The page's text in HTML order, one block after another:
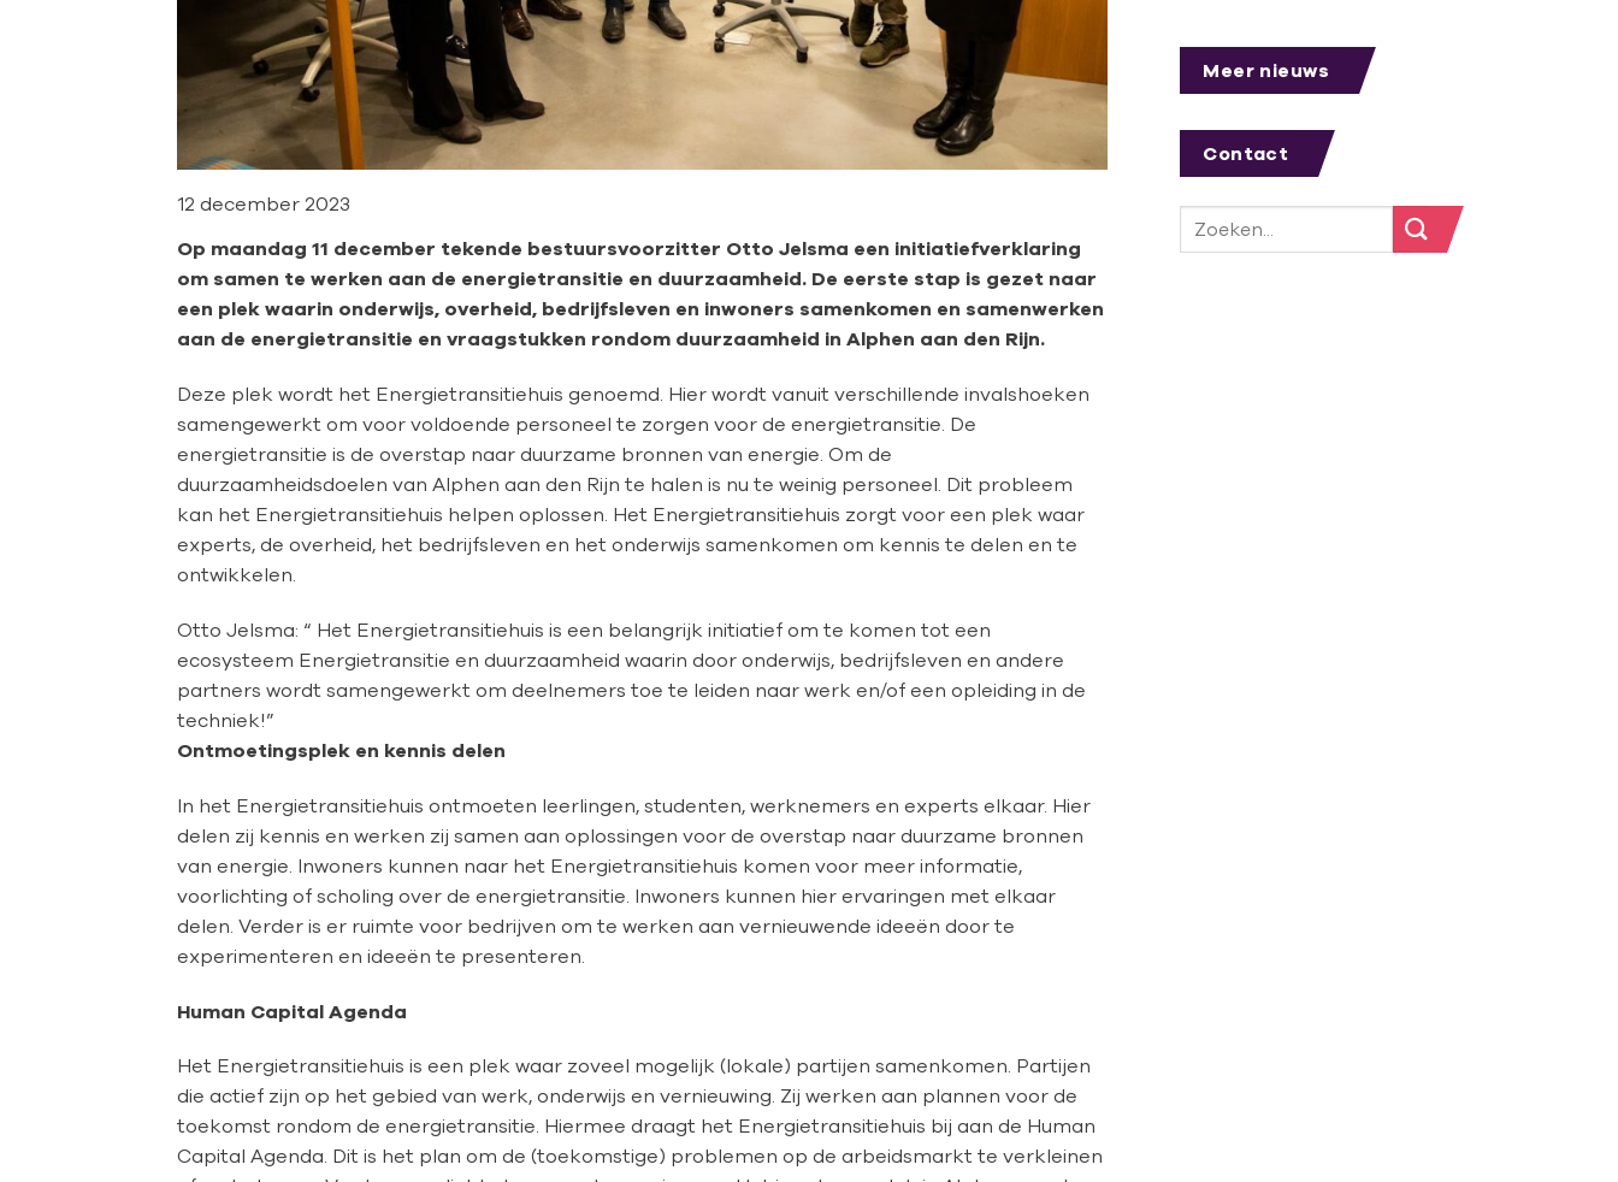
12 december 2023
Op maandag 11 december tekende bestuursvoorzitter Otto Jelsma een initiatiefverklaring
om samen te werken aan de energietransitie en duurzaamheid. De eerste stap is gezet naar
een plek waarin onderwijs, overheid, bedrijfsleven en inwoners samenkomen en samenwerken
aan de energietransitie en vraagstukken rondom duurzaamheid in Alphen aan den Rijn.
Deze plek wordt het Energietransitiehuis genoemd. Hier wordt vanuit verschillende invalshoeken
samengewerkt om voor voldoende personeel te zorgen voor de energietransitie. De
energietransitie is de overstap naar duurzame bronnen van energie. Om de
duurzaamheidsdoelen van Alphen aan den Rijn te halen is nu te weinig personeel. Dit probleem
kan het Energietransitiehuis helpen oplossen. Het Energietransitiehuis zorgt voor een plek waar
experts, de overheid, het bedrijfsleven en het onderwijs samenkomen om kennis te delen en te
ontwikkelen.
Otto Jelsma: “ Het Energietransitiehuis is een belangrijk initiatief om te komen tot een
ecosysteem Energietransitie en duurzaamheid waarin door onderwijs, bedrijfsleven en andere
partners wordt samengewerkt om deelnemers toe te leiden naar werk en/of een opleiding in de
techniek!”
Ontmoetingsplek en kennis delen
In het Energietransitiehuis ontmoeten leerlingen, studenten, werknemers en experts elkaar. Hier
delen zij kennis en werken zij samen aan oplossingen voor de overstap naar duurzame bronnen
van energie. Inwoners kunnen naar het Energietransitiehuis komen voor meer informatie,
voorlichting of scholing over de energietransitie. Inwoners kunnen hier ervaringen met elkaar
delen. Verder is er ruimte voor bedrijven om te werken aan vernieuwende ideeën door te
experimenteren en ideeën te presenteren.
Human Capital Agenda
Het Energietransitiehuis is een plek waar zoveel mogelijk (lokale) partijen samenkomen. Partijen
die actief zijn op het gebied van werk, onderwijs en vernieuwing. Zij werken aan plannen voor de
toekomst rondom de energietransitie. Hiermee draagt het Energietransitiehuis bij aan de Human
Capital Agenda. Dit is het plan om de (toekomstige) problemen op de arbeidsmarkt te verkleinen
Meer nieuws
Contact